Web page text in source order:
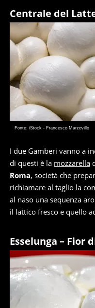
Centrale del
Fonte: iStock - Francesco Marzovillo
I due Gamberi vanno a
di questi è la mozzarella
Roma, società che
richiamare al taglio la
al naso una sequenza
il lattico fresco e quello
Esselunga – Fior